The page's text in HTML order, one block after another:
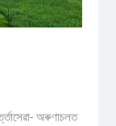
অৰুণাচলত